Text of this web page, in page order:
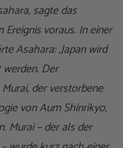
sagte das
voraus. In einer
Asahara: ‚Japan wird
Der
der verstorbene
von Aum Shinrikyo,
Murai – der als der